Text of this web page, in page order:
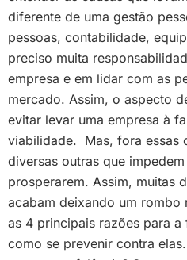
diferente de uma gestão
pessoas, contabilidade,
preciso muita
empresa e em lidar com as
mercado. Assim, o aspecto
evitar levar uma empresa à
viabilidade. Mas, fora essas
diversas outras que
prosperarem. Assim, muitas
acabam deixando um rombo
as 4 principais razões para a
como se prevenir contra